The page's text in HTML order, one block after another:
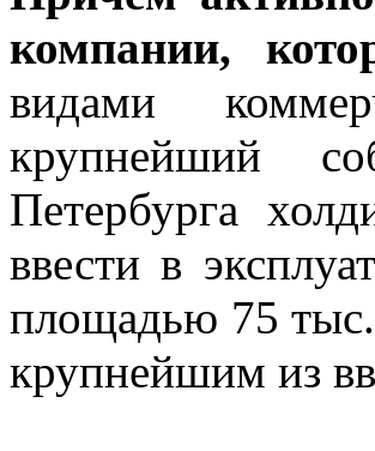
компании,
видами
крупнейший
Петербурга
ввести в
площадью 75
крупнейшим из